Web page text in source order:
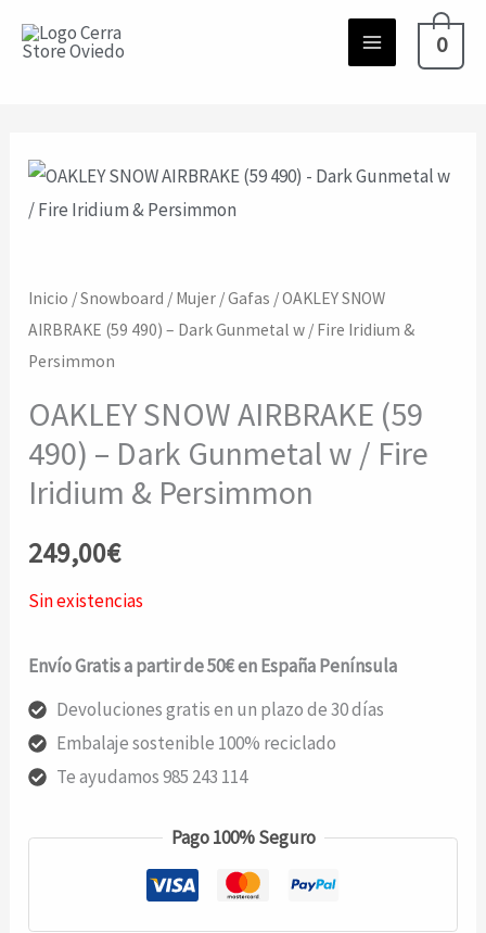
0
Inicio /Snowboard / Mujer /Gafas / OAKLEY SNOW
AIRBRAKE (59 490) – Dark Gunmetal w / Fire Iridium &
Persimmon
OAKLEY SNOW AIRBRAKE (59
490) – Dark Gunmetal w / Fire
Iridium & Persimmon
249,00€
Sin existencias
Envío Gratis a partir de 50€ en España Península
Devoluciones gratis en un plazo de 30 días
Embalaje sostenible 100% reciclado
Te ayudamos 985 243 114
Pago 100% Seguro